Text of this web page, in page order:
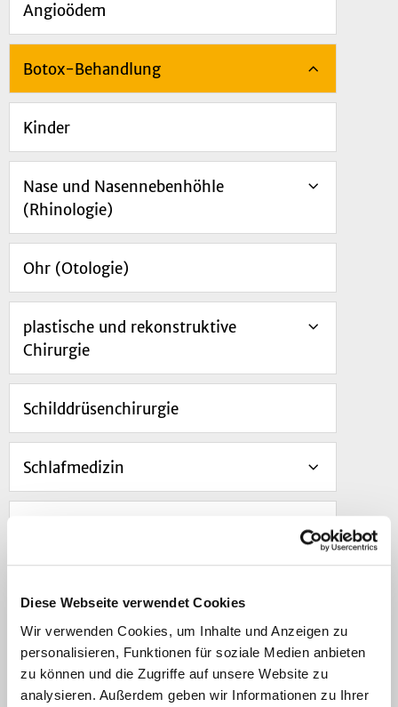
Diese Webseite verwendet Cookies
Wir verwenden Cookies, um Inhalte und Anzeigen zu
personalisieren, Funktionen für soziale Medien anbieten
zu können und die Zugriffe auf unsere Website zu
analysieren. Außerdem geben wir Informationen zu Ihrer
Angioödem
Botox-Behandlung
Kinder
Nase und Nasennebenhöhle
(Rhinologie)
Ohr (Otologie)
plastische und rekonstruktive
Chirurgie
Schilddrüsenchirurgie
Schlafmedizin
Navigation
Medizinische
Behandlungsindikation